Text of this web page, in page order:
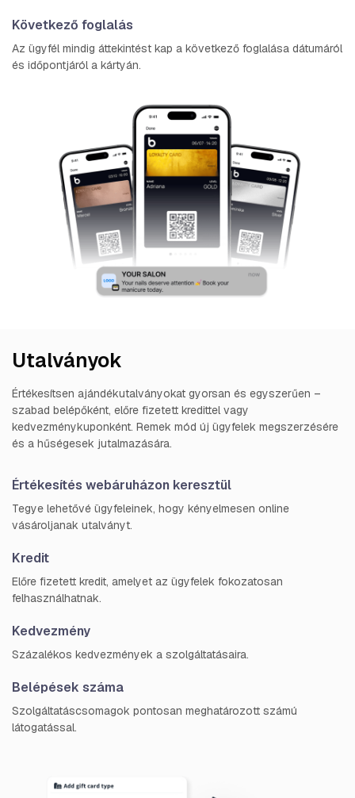
Következő foglalás
Az ügyfél mindig áttekintést kap a következő foglalása dátumáról
és időpontjáról a kártyán.
Utalványok
Értékesítsen ajándékutalványokat gyorsan és egyszerűen –
szabad belépőként, előre fizetett kredittel vagy
kedvezménykuponként. Remek mód új ügyfelek megszerzésére
és a hűségesek jutalmazására.
Értékesítés webáruházon keresztül
Tegye lehetővé ügyfeleinek, hogy kényelmesen online
vásároljanak utalványt.
Kredit
Előre fizetett kredit, amelyet az ügyfelek fokozatosan
felhasználhatnak.
Kedvezmény
Százalékos kedvezmények a szolgáltatásaira.
Belépések száma
Szolgáltatáscsomagok pontosan meghatározott számú
látogatással.